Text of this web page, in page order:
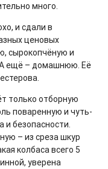
много.
и сдали в
ценовых
сырокопчёную и
А ещё – домашнюю. Её
только отборную
поваренную и чуть-
и безопасности.
– из среза шкур
колбаса всего 5
уверена